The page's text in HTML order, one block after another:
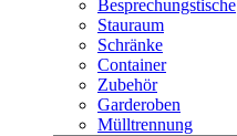
Besprechungstische
Stauraum
Schränke
Container
Zubehör
Garderoben
Mülltrennung